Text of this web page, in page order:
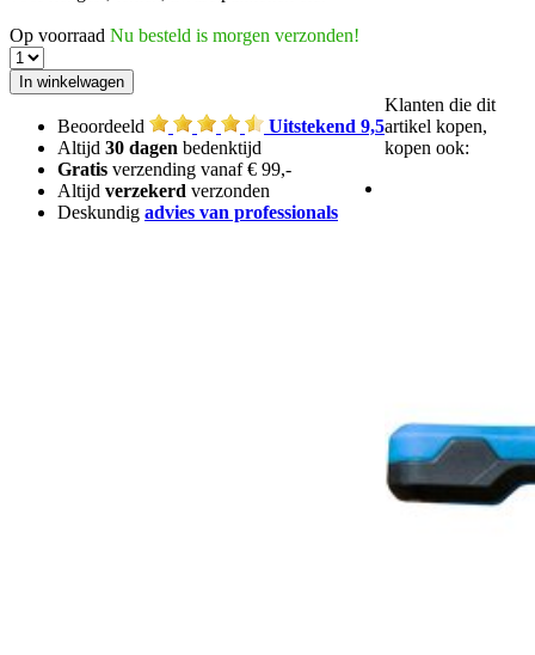
Op voorraad Nu besteld is morgen verzonden!
Beoordeeld
Uitstekend 9,5
Altijd 30 dagen bedenktijd
Gratis verzending vanaf € 99,-
Altijd verzekerd verzonden
Deskundig advies van professionals
Klanten die dit
artikel kopen,
kopen ook: